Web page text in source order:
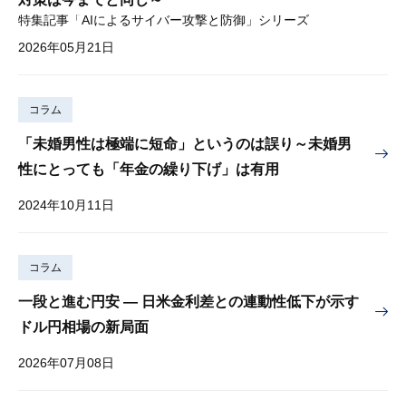
特集記事「AIによるサイバー攻撃と防御」シリーズ
2026年05月21日
コラム
「未婚男性は極端に短命」というのは誤り～未婚男
性にとっても「年金の繰り下げ」は有用
2024年10月11日
コラム
一段と進む円安 — 日米金利差との連動性低下が示す
ドル円相場の新局面
2026年07月08日